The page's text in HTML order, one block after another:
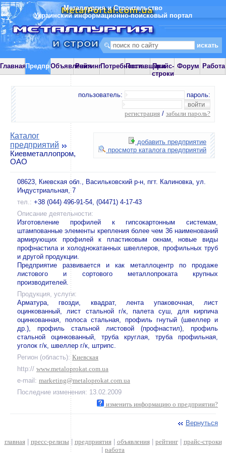
Металлургия и Строительство
Украинский информационно-поисковый портал
ГлавнаяПредприятияОбъявления
РейтингПотребностиПоставщики
Прайс-
строки
Форум Работа
пользователь: пароль:
регистрация / забыли пароль?
добавить предприятие
просмотр каталога предприятий
Каталог
предприятий
Киевметаллопром,
ОАО
08623, Киевская обл., Васильковский р-н, пгт. Калиновка, ул.
Индустриальная, 7
тел.: +38 (044) 496-91-54, (04471) 4-17-43
Описание деятельности:
Изготовление профилей к гипсокартонным системам,
штампованные элементы крепления более чем 36 наименований
армирующих профилей к пластиковым окнам, новые виды
профнастила и холоднокатанных швеллеров, профильных труб
и другой продукции.
Предприятие развивается и как металлоцентр по продаже
листового и сортового металлопроката крупных
производителей.
Продукция, услуги:
Арматура, гвозди, квадрат, лента упаковочная, лист
оцинкованный, лист стальной г/к, палета суш, для кирпича
оцинкованная, полоса стальная, профиль гнутый (швеллер и
др.), профиль стальной листовой (профнастил), профиль
стальной оцинкованный, труба круглая, труба профильная,
уголок г/к, швеллер г/к, штрипс.
Регион (область): Киевская
http:// www.metaloprokat.com.ua
e-mail: marketing@metaloprokat.com.ua
Последние изменения: 13.02.2009
изменить информацию о предприятии?
Вернуться
главная| пресс-релизы | предприятия| объявления| рейтинг| прайс-строки
работа